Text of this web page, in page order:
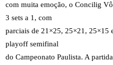
com muita emoção, o Concilig
3 sets a 1, com
parciais de 21×25, 25×21, 25×15
playoff semifinal
do Campeonato Paulista. A